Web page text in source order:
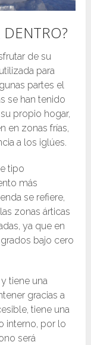
de su
para
partes el
se han tenido
propio hogar,
en zonas frías,
a los iglúes.
tipo
más
se refiere,
zonas árticas
ya que en
bajo cero
tiene una
gracias a
tiene una
interno, por lo
será